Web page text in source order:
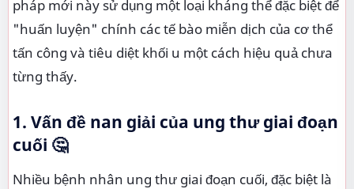
pháp mới này sử dụng một loại kháng thể đặc biệt để
"huấn luyện" chính các tế bào miễn dịch của cơ thể
tấn công và tiêu diệt khối u một cách hiệu quả chưa
từng thấy.
1. Vấn đề nan giải của ung thư giai đoạn
cuối 🤔
Nhiều bệnh nhân ung thư giai đoạn cuối, đặc biệt là